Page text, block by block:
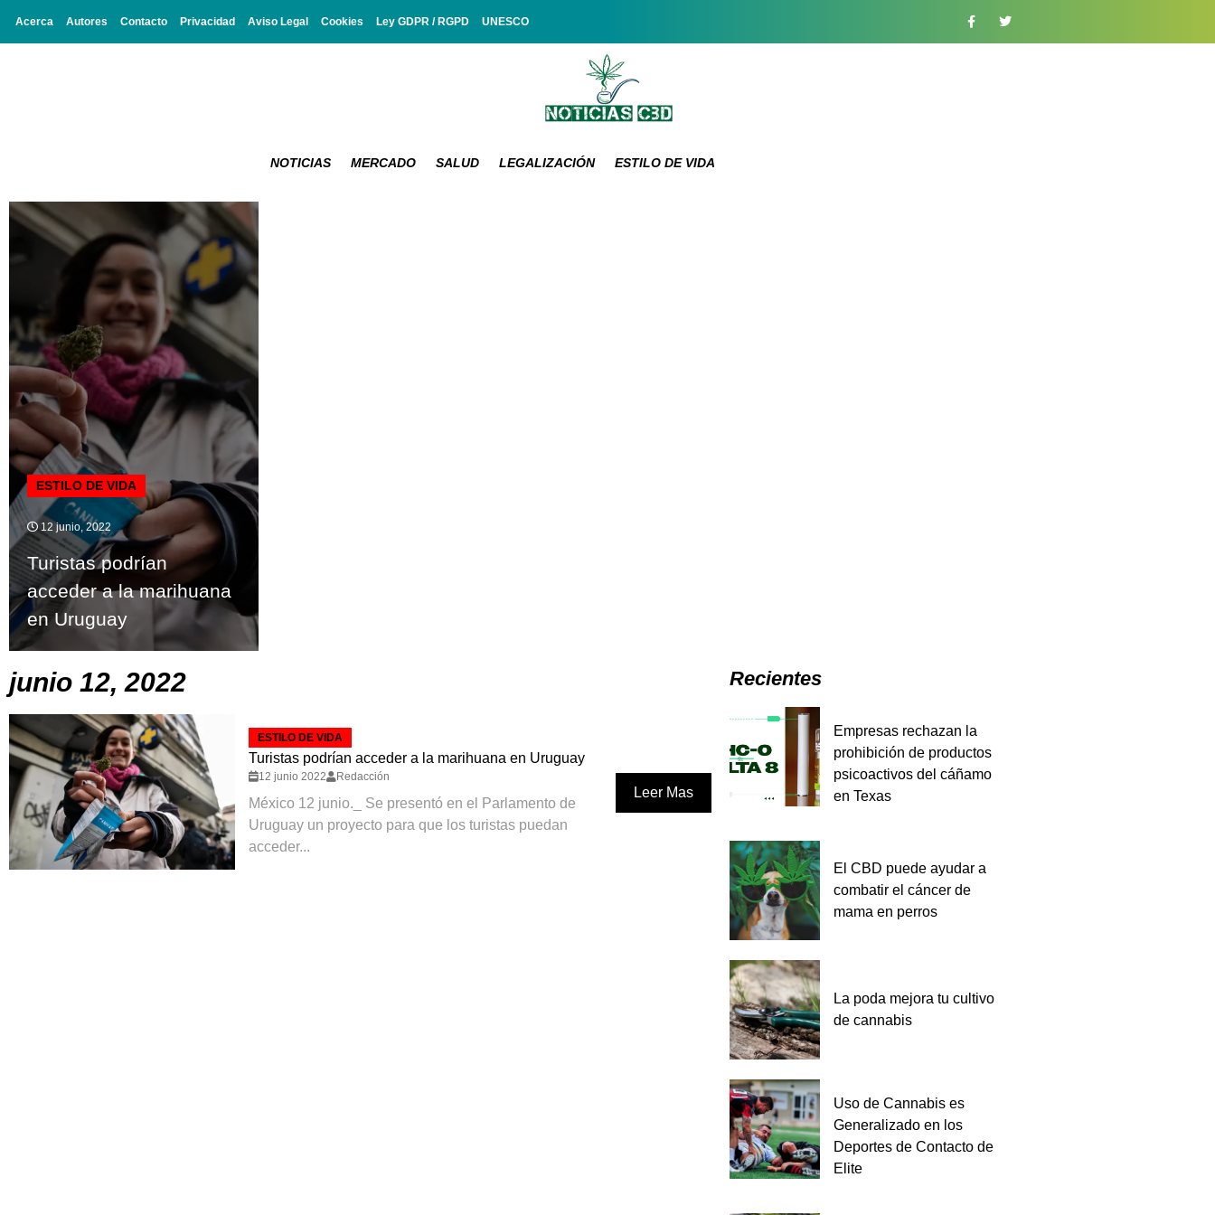
Acerca Autores Contacto Privacidad Aviso Legal Cookies Ley GDPR / RGPD UNESCO
NOTICIAS MERCADO SALUD LEGALIZACIÓN ESTILO DE VIDA
ESTILO DE VIDA
12 junio, 2022
Turistas podrían
acceder a la marihuana
en Uruguay
junio 12, 2022
ESTILO DE VIDA
Turistas podrían acceder a la marihuana en Uruguay
12 junio 2022 Redacción
México 12 junio._ Se presentó en el Parlamento de
Uruguay un proyecto para que los turistas puedan
acceder...
Leer Mas
Recientes
Empresas rechazan la
prohibición de productos
psicoactivos del cáñamo
en Texas
El CBD puede ayudar a
combatir el cáncer de
mama en perros
La poda mejora tu cultivo
de cannabis
Uso de Cannabis es
Generalizado en los
Deportes de Contacto de
Elite